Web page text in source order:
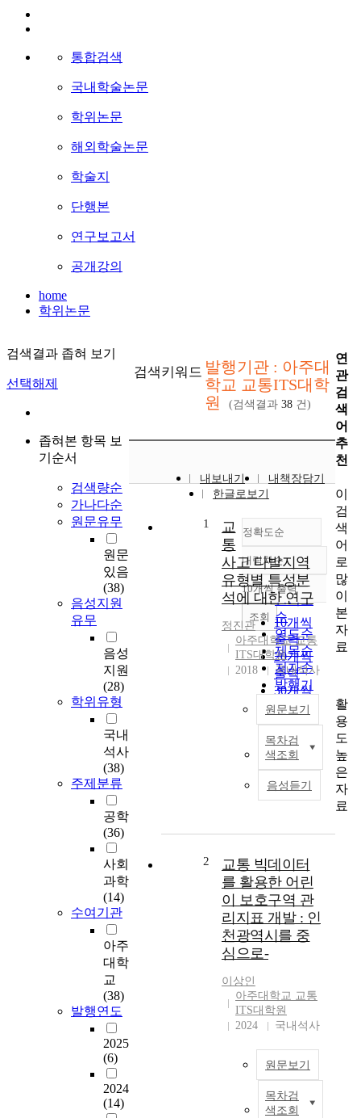
통합검색
국내학술논문
학위논문
해외학술논문
학술지
단행본
연구보고서
공개강의
home
학위논문
검색결과 좁혀 보기
선택해제
좁혀본 항목 보
기순서
검색량순
가나다순
원문유무
원문
있음
(38)
음성지원
유무
음성
지원
(28)
학위유형
국내
석사
(38)
주제분류
공학
(36)
사회
과학
(14)
수여기관
아주
대학
교
(38)
발행연도
2025
(6)
2024
(14)
검색키워드 발행기관 : 아주대
학교 교통ITS대학
원
(검색결과 38 건)
내보내기
내책장담기
한글로보기
정확도순
정확도
순
인기도
순
연도순
제목순
저자순
발행기
관순
내림차순
내림차순
10개씩 출력
10개씩
출력
20개씩
출력
30개씩
출력
50개씩
출력
100개씩
조회
1
교
통
사고 다발지역
유형별 특성분
석에 대한 연구
정진관
아주대학교 교통
ITS대학원
2018
국내석사
원문보기
목차검
색조회
음성듣기
2
교통 빅데이터
를 활용한 어린
이 보호구역 관
리지표 개발 : 인
천광역시를 중
심으로-
이상인
아주대학교 교통
ITS대학원
2024
국내석사
원문보기
목차검
색조회
연
관
검
색
어
추
천
이
검
색
어
로
많
이
본
자
료
활
용
도
높
은
자
료